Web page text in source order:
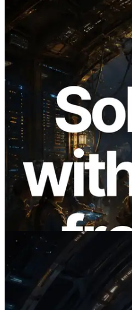
2026.08.05
ERPC erweitert
um Ping-Messung
Regionen —
ebenfalls gestartet
Lesen Sie diesen Artikel